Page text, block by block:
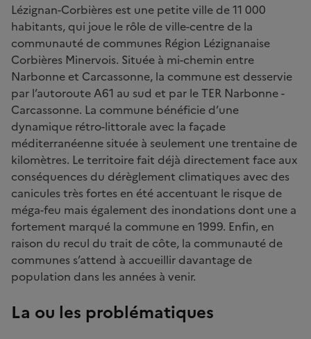
Lézignan-Corbières est une petite ville de 11 000
habitants, qui joue le rôle de ville-centre de la
communauté de communes Région Lézignanaise
Corbières Minervois. Située à mi-chemin entre
Narbonne et Carcassonne, la commune est desservie
par l’autoroute A61 au sud et par le TER Narbonne -
Carcassonne. La commune bénéficie d’une
dynamique rétro-littorale avec la façade
méditerranéenne située à seulement une trentaine de
kilomètres. Le territoire fait déjà directement face aux
conséquences du dérèglement climatiques avec des
canicules très fortes en été accentuant le risque de
méga-feu mais également des inondations dont une a
fortement marqué la commune en 1999. Enfin, en
raison du recul du trait de côte, la communauté de
communes s’attend à accueillir davantage de
population dans les années à venir.
La ou les problématiques